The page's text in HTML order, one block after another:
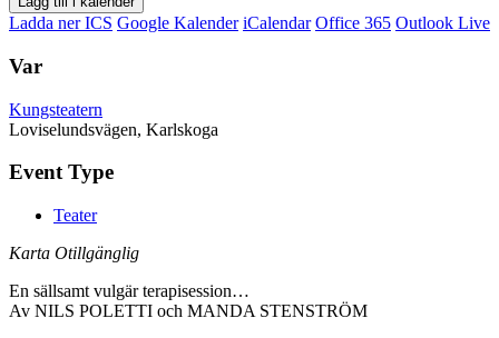
Ladda ner ICS Google Kalender iCalendar Office 365 Outlook Live
Var
Kungsteatern
Loviselundsvägen, Karlskoga
Event Type
Teater
Karta Otillgänglig
En sällsamt vulgär terapisession…
Av NILS POLETTI och MANDA STENSTRÖM